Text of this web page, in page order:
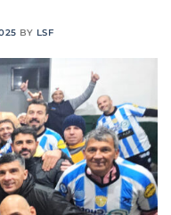
BY LSF